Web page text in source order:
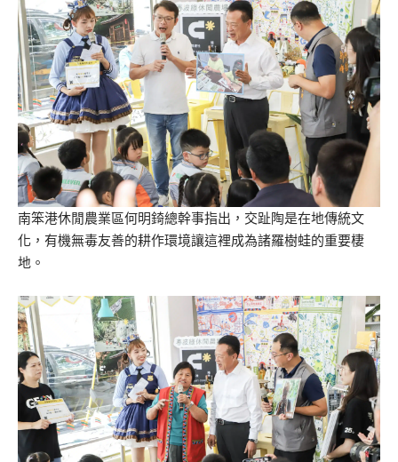
南笨港休閒農業區何明錡總幹事指出，交趾陶是在地傳統文
化，有機無毒友善的耕作環境讓這裡成為諸羅樹蛙的重要棲
地。